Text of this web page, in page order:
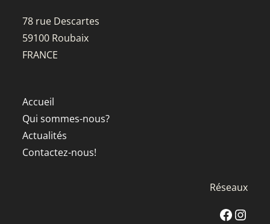
78 rue Descartes
59100 Roubaix
FRANCE
Accueil
Qui sommes-nous?
Actualités
Contactez-nous!
Réseaux
Facebook